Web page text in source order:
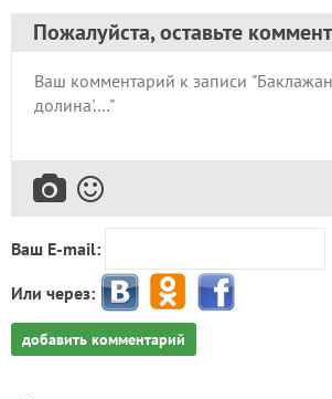
Пожалуйста, оставьте
Ваш E-mail:
Или через:
добавить комментарий